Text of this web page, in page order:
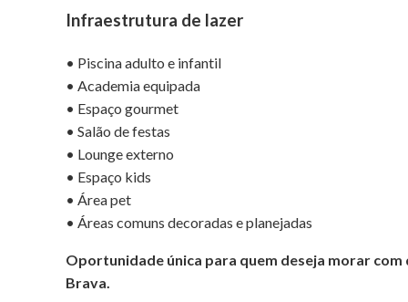
Infraestrutura de lazer
• Piscina adulto e infantil
• Academia equipada
• Espaço gourmet
• Salão de festas
• Lounge externo
• Espaço kids
• Área pet
• Áreas comuns decoradas e planejadas
Oportunidade única para quem deseja morar
Brava.